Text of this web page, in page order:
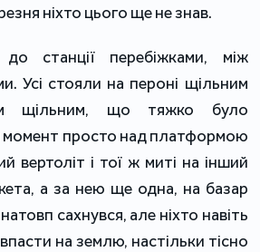
ніхто цього ще не знав.
станції перебіжками, між
Усі стояли на пероні щільним
щільним, що тяжко було
момент просто над платформою
вертоліт і тої ж миті на інший
а за нею ще одна, на базар
сахнувся, але ніхто навіть
на землю, настільки тісно